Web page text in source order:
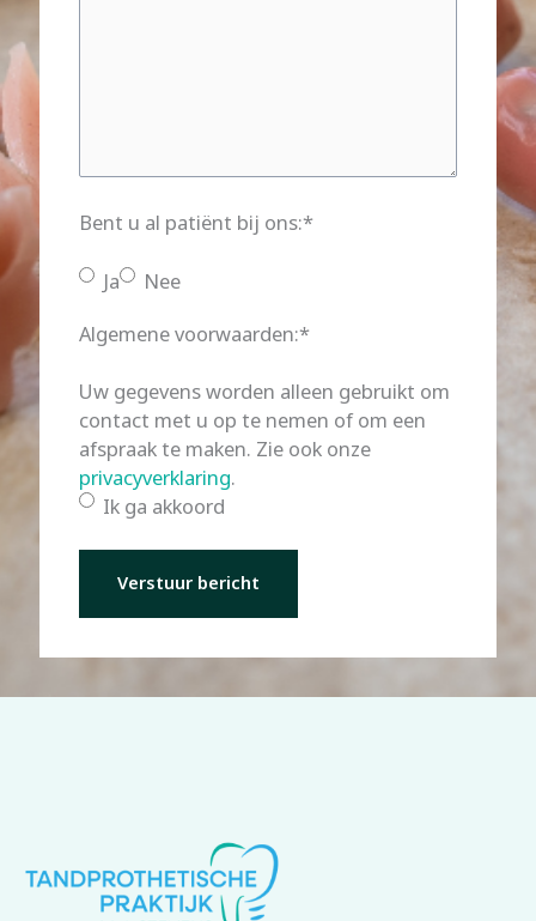
Bent u al patiënt bij ons:*
Ja
Nee
Algemene voorwaarden:*
Uw gegevens worden alleen gebruikt om
contact met u op te nemen of om een
afspraak te maken. Zie ook onze
privacyverklaring.
Ik ga akkoord
Verstuur bericht